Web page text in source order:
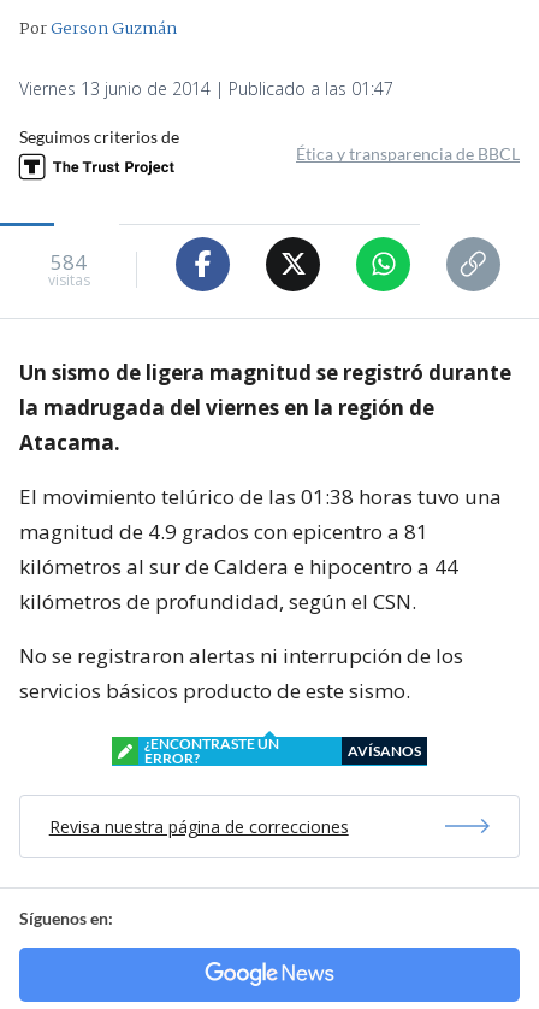
PorGerson Guzmán
Viernes 13 junio de 2014 | Publicado a las 01:47
Seguimos criterios de
Ética y transparencia de BBCL
584
visitas
Un sismo de ligera magnitud se registró durante
la madrugada del viernes en la región de
Atacama.
El movimiento telúrico de las 01:38 horas tuvo una
magnitud de 4.9 grados con epicentro a 81
kilómetros al sur de Caldera e hipocentro a 44
kilómetros de profundidad, según el CSN.
No se registraron alertas ni interrupción de los
servicios básicos producto de este sismo.
¿ENCONTRASTE UN
ERROR?
AVÍSANOS
Revisa nuestra página de correcciones
Síguenos en: